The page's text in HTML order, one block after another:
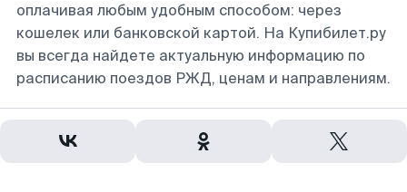
оплачивая любым удобным способом: через
кошелек или банковской картой. На Купибилет.ру
вы всегда найдете актуальную информацию по
расписанию поездов РЖД, ценам и направлениям.